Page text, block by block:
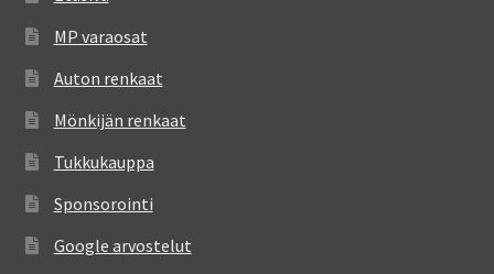
MP varaosat
Auton renkaat
Mönkijän renkaat
Tukkukauppa
Sponsorointi
Google arvostelut